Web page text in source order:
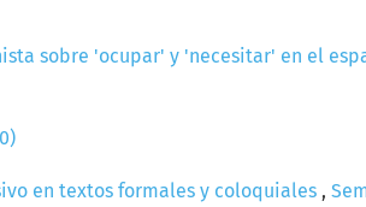
sobre 'ocupar' y 'necesitar' en el
en textos formales y coloquiales ,